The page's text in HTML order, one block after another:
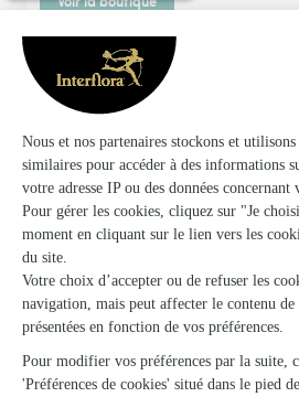
Ils ont fait livrer des
Vigneulles-lès-
★
Il m'a fallu insister pour avoir la…
Il m'a fallu insister pour avoir la
postal
25/02/2026